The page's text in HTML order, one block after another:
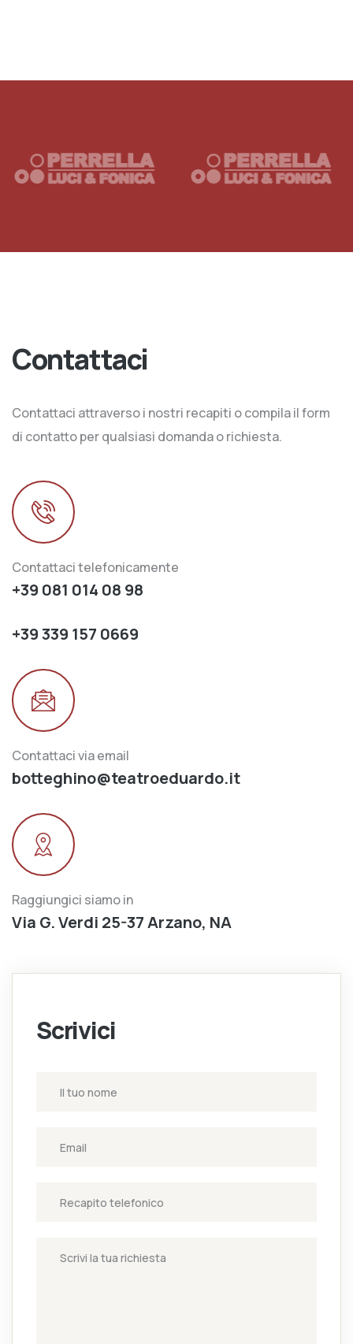
Contattaci
Contattaci attraverso i nostri recapiti o compila il form
di contatto per qualsiasi domanda o richiesta.
Contattaci telefonicamente
+39 081 014 08 98
+39 339 157 0669
Contattaci via email
botteghino@teatroeduardo.it
Raggiungici siamo in
Via G. Verdi 25-37 Arzano, NA
Scrivici